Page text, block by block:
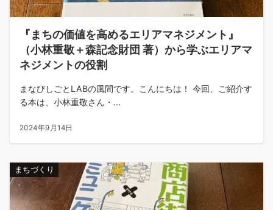
『まちの価値を高めるエリアマネジメント』
（小林重敬＋森記念財団 著）から学ぶエリアマ
ネジメントの役割
まなびしごとLABの風間です。こんにちは！ 今回、ご紹介す
る本は、小林重敬さん・...
2024年9月14日
まちづくり